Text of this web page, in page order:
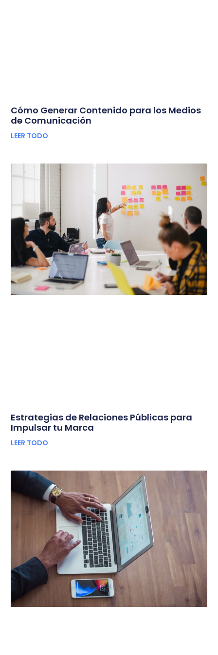
Cómo Generar Contenido para los Medios
de Comunicación
LEER TODO
Estrategias de Relaciones Públicas para
Impulsar tu Marca
LEER TODO